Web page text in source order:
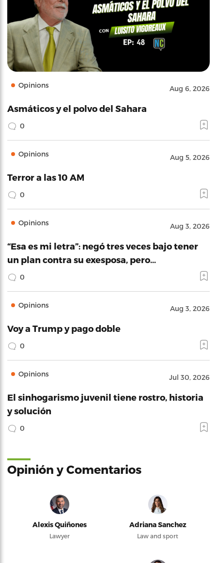
Opinions Aug 6, 2026
Asmáticos y el polvo del Sahara
0
Opinions Aug 5, 2026
Terror a las 10 AM
0
Opinions Aug 3, 2026
“Esa es mi letra”: negó tres veces bajo tener
un plan contra su exesposa, pero…
0
Opinions Aug 3, 2026
Voy a Trump y pago doble
0
Opinions Jul 30, 2026
El sinhogarismo juvenil tiene rostro, historia
y solución
0
Opinión y Comentarios
Alexis Quiñones
Lawyer
Adriana Sanchez
Law and sport